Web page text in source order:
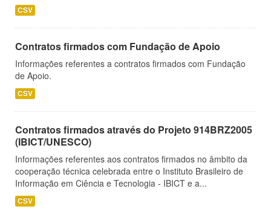
CSV
Contratos firmados com Fundação de Apoio
Informações referentes a contratos firmados com Fundação
de Apoio.
CSV
Contratos firmados através do Projeto 914BRZ2005
(IBICT/UNESCO)
Informações referentes aos contratos firmados no âmbito da
cooperação técnica celebrada entre o Instituto Brasileiro de
Informação em Ciência e Tecnologia - IBICT e a...
CSV